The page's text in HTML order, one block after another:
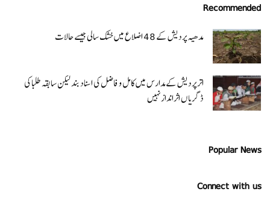
Recommended
مدھیہ پردیش کے 48 اضلاع میں خشک سالی جیسے حالات
اتر پردیش کےمدارس میں کامل و فاضل کی اسناد بند لیکن سابقہ طلبا کی
ڈگریا ں اثرانداز نہیں
Popular News
Connect with us